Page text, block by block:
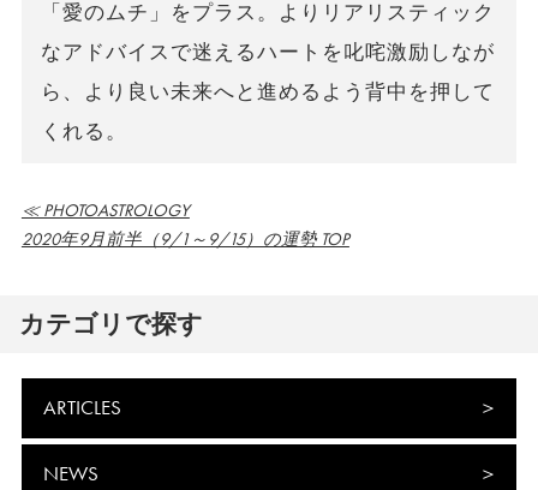
「愛のムチ」をプラス。よりリアリスティック
なアドバイスで迷えるハートを叱咤激励しなが
ら、より良い未来へと進めるよう背中を押して
くれる。
≪ PHOTOASTROLOGY
2020年9月前半（9/1～9/15）の運勢 TOP
カテゴリで探す
ARTICLES
NEWS